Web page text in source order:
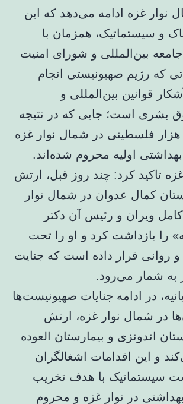
نوار غزه ادامه می‌دهد که این
و سیستماتیک، همزمان با
بین‌المللی و شورای امنیت
که رژیم صهیونیستی انجام
قوانین بین‌المللی و
بشری است؛ جایی که در نتیجه
این جنایات، ۴۰ هزار فلسطینی در شمال نوار غزه
اولیه محروم شده‌اند.
غزه تاکید کرد: چند روز قبل، ارتش
کمال عدوان در شمال نوار
ویران و رئیس آن دکتر
را بازداشت کرد و او را تحت
قرار داده است که جنایت
به شمار می‌رود.
در ادامه جنایات صهیونیست‌ها
در شمال نوار غزه، ارتش
اندونزی و بیمارستان العوده
و این اقدامات اشغالگران
سیستماتیک با هدف تخریب
در نوار غزه و محروم